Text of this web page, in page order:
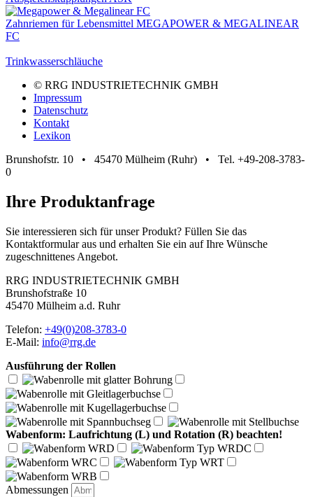
Zahnriemen für Lebensmittel MEGAPOWER & MEGALINEAR
FC
Trinkwasserschläuche
© RRG INDUSTRIETECHNIK GMBH
Impressum
Datenschutz
Kontakt
Lexikon
Brunshofstr. 10 • 45470 Mülheim (Ruhr) • Tel. +49-208-3783-
0
Ihre Produktanfrage
Sie interessieren sich für unser Produkt? Füllen Sie das
Kontaktformular aus und erhalten Sie ein auf Ihre Wünsche
zugeschnittenes Angebot.
RRG INDUSTRIETECHNIK GMBH
Brunshofstraße 10
45470 Mülheim a.d. Ruhr
Telefon: +49(0)208-3783-0
E-Mail: info@rrg.de
Ausführung der Rollen
Wabenform: Laufrichtung (L) und Rotation (R) beachten!
Abmessungen